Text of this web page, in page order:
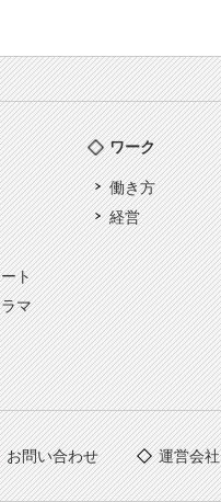
ト
マ
ワーク
働き方
経営
お問い合わせ 運営会社